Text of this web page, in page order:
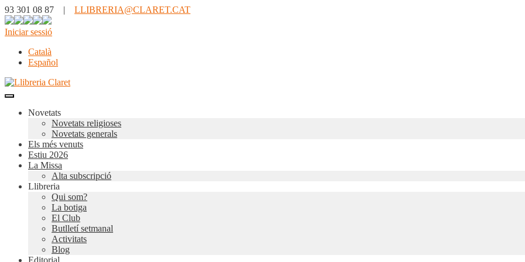
93 301 08 87 | LLIBRERIA@CLARET.CAT
Iniciar sessió
Català
Español
Novetats
Novetats religioses
Novetats generals
Els més venuts
Estiu 2026
La Missa
Alta subscripció
Llibreria
Qui som?
La botiga
El Club
Butlletí setmanal
Activitats
Blog
Editorial